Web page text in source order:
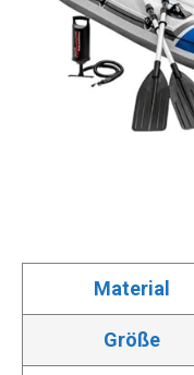
Material
Größe